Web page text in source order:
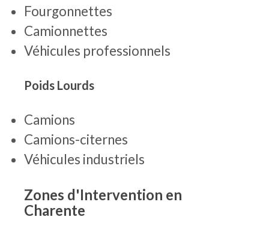
Fourgonnettes
Camionnettes
Véhicules professionnels
Poids Lourds
Camions
Camions-citernes
Véhicules industriels
Zones d'Intervention en
Charente